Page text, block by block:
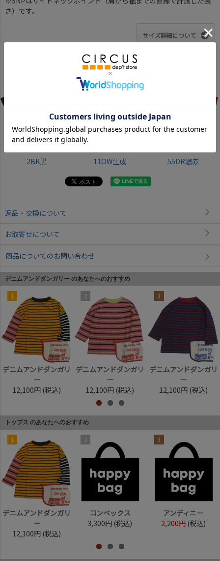
さ）です。
サイズ詳細について
2BK黒 11OW生成 55DR濃赤
返品・交換について
お取寄せについて
商品についてのお問い合わせ
デニムアンドダンガリー のあなたへのおすすめ
1
デニムアンドダンガリ
ー
12,100円 (税込)
2
デニムアンドダンガリ
ー
12,100円 (税込)
3
デニムアンドダンガリ
ー
12,100円 (税込)
トップス のあなたへのおすすめ
1
デニムアンドダンガリ
ー
12,100円 (税込)
2
コンベックス
3,300円 (税込)
3
アンディニー
2,200円 (税込)